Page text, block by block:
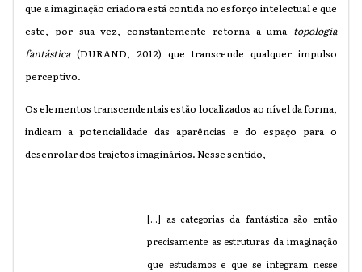
que a imaginação criadora está contida no esforço intelectual e que
este, por sua vez, constantemente retorna a uma topologia
fantástica(DURAND, 2012) que transcende qualquer impulso
perceptivo.
Os elementos transcendentais estão localizados ao nível da forma,
indicam a potencialidade das aparências e do espaço para o
desenrolar dos trajetos imaginários. Nesse sentido,
[...] as categorias da fantástica são então
precisamente as estruturas da imaginação
que estudamos e que se integram nesse